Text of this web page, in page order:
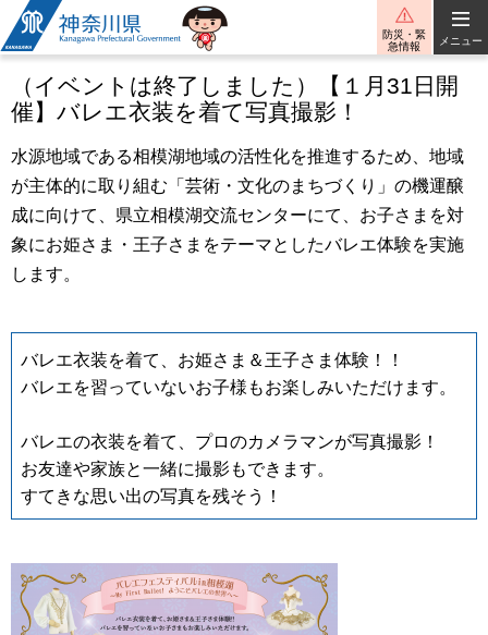
神奈川県
防災・緊
急情報
メニュー
（イベントは終了しました）【１月31日開
催】バレエ衣装を着て写真撮影！
水源地域である相模湖地域の活性化を推進するため、地域
が主体的に取り組む「芸術・文化のまちづくり」の機運醸
成に向けて、県立相模湖交流センターにて、お子さまを対
象にお姫さま・王子さまをテーマとしたバレエ体験を実施
します。
バレエ衣装を着て、お姫さま＆王子さま体験！！
バレエを習っていないお子様もお楽しみいただけます。
バレエの衣装を着て、プロのカメラマンが写真撮影！
お友達や家族と一緒に撮影もできます。
すてきな思い出の写真を残そう！